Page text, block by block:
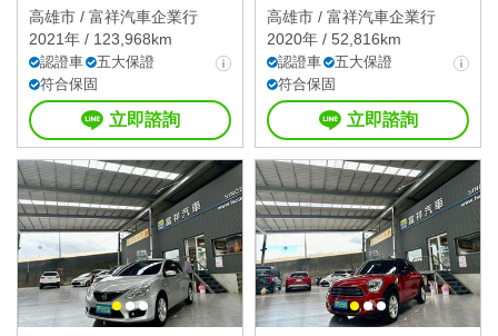
高雄市 / 富祥汽車企業行
2021年 / 123,968km
認證車
五大保證
符合保固
立即諮詢
高雄市 / 富祥汽車企業行
2020年 / 52,816km
認證車
五大保證
符合保固
立即諮詢